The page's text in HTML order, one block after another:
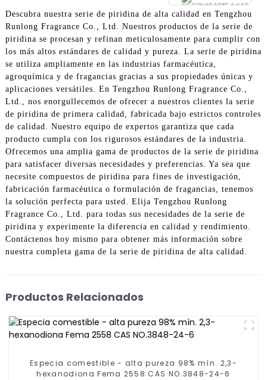
Descubra nuestra serie de piridina de alta calidad en Tengzhou
Runlong Fragrance Co., Ltd. Nuestros productos de la serie de
piridina se procesan y refinan meticulosamente para cumplir con
los más altos estándares de calidad y pureza. La serie de piridina
se utiliza ampliamente en las industrias farmacéutica,
agroquímica y de fragancias gracias a sus propiedades únicas y
aplicaciones versátiles. En Tengzhou Runlong Fragrance Co.,
Ltd., nos enorgullecemos de ofrecer a nuestros clientes la serie
de piridina de primera calidad, fabricada bajo estrictos controles
de calidad. Nuestro equipo de expertos garantiza que cada
producto cumpla con los rigurosos estándares de la industria.
Ofrecemos una amplia gama de productos de la serie de piridina
para satisfacer diversas necesidades y preferencias. Ya sea que
necesite compuestos de piridina para fines de investigación,
fabricación farmacéutica o formulación de fragancias, tenemos
la solución perfecta para usted. Elija Tengzhou Runlong
Fragrance Co., Ltd. para todas sus necesidades de la serie de
piridina y experimente la diferencia en calidad y rendimiento.
Contáctenos hoy mismo para obtener más información sobre
nuestra completa gama de la serie de piridina de alta calidad.
Productos Relacionados
Especia comestible - alta pureza 98% mín. 2,3-
hexanodiona Fema 2558 CAS NO.3848-24-6